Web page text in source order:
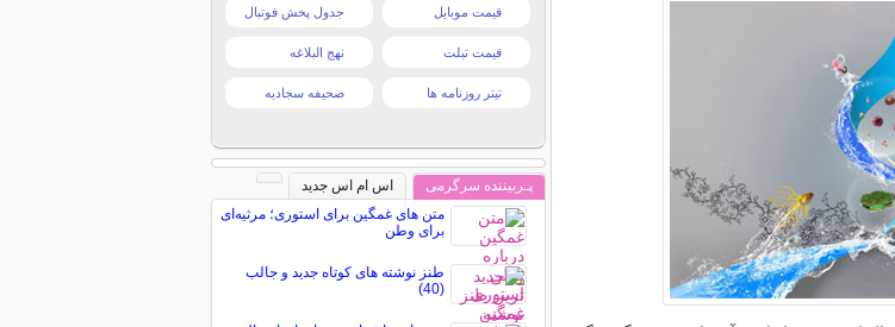
قیمت موبایل جدول پخش فوتبال
قیمت تبلت نهج البلاغه
تیتر روزنامه ها صحیفه سجادیه
پـربیننده سرگرمی
اس ام اس جدید
متن های غمگین برای استوری؛ مرثیه‌ای
برای وطن
طنز نوشته های کوتاه جدید و جالب
(40)